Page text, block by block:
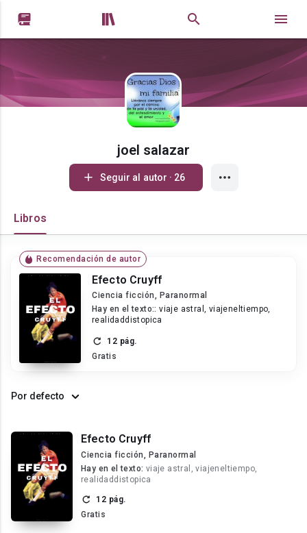
 
joel salazar
Seguir al autor · 26
Libros
Recomendación de autor
Efecto Cruyff
Ciencia ficción, Paranormal
Hay en el texto:: viaje astral, viajeneltiempo,
realidaddistopica
12 pág.
Gratis
Por defecto
Efecto Cruyff
Ciencia ficción, Paranormal
Hay en el texto: viaje astral, viajeneltiempo,
realidaddistopica
12 pág.
Gratis